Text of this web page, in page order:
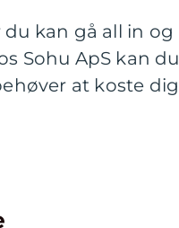
kan gå all in og
Sohu ApS kan du
at koste dig